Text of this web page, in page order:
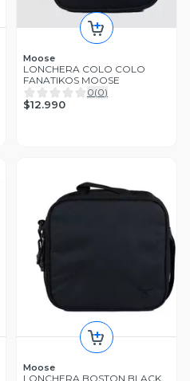
Moose
LONCHERA COLO COLO
FANATIKOS MOOSE
0(0)
$12.990
Moose
LONCHERA BOSTON BLACK